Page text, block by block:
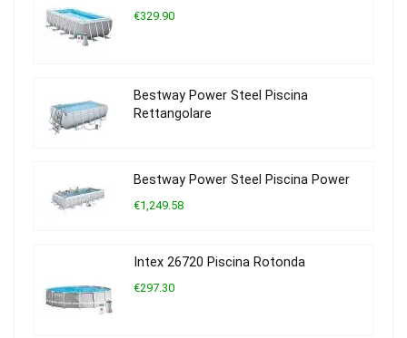
€329.90
Bestway Power Steel Piscina
Rettangolare
Bestway Power Steel Piscina Power
€1,249.58
Intex 26720 Piscina Rotonda
€297.30